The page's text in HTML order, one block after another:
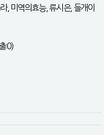
, 미역의효능, 류시은, 들개이
:0)